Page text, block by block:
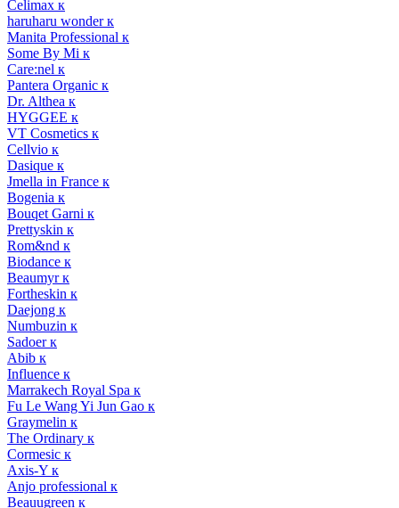
Celimax к
haruharu wonder к
Manita Professional к
Some By Mi к
Care:nel к
Pantera Organic к
Dr. Althea к
HYGGEE к
VT Cosmetics к
Cellvio к
Dasique к
Jmella in France к
Bogenia к
Bouqet Garni к
Prettyskin к
Rom&nd к
Biodance к
Beaumyr к
Fortheskin к
Daejong к
Numbuzin к
Sadoer к
Abib к
Influence к
Marrakech Royal Spa к
Fu Le Wang Yi Jun Gao к
Graymelin к
The Ordinary к
Cormesic к
Axis-Y к
Anjo professional к
Beauugreen к